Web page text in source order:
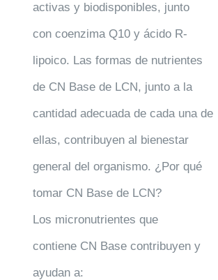
activas y biodisponibles, junto
con coenzima Q10 y ácido R-
lipoico. Las formas de nutrientes
de CN Base de LCN, junto a la
cantidad adecuada de cada una de
ellas, contribuyen al bienestar
general del organismo. ¿Por qué
tomar CN Base de LCN?
Los micronutrientes que
contiene CN Base contribuyen y
ayudan a: